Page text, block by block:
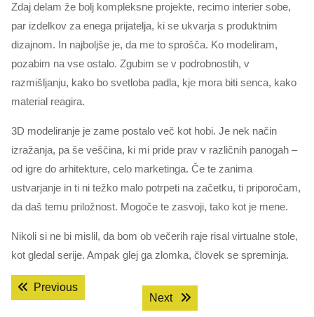
Zdaj delam že bolj kompleksne projekte, recimo interier sobe,
par izdelkov za enega prijatelja, ki se ukvarja s produktnim
dizajnom. In najboljše je, da me to sprošča. Ko modeliram,
pozabim na vse ostalo. Zgubim se v podrobnostih, v
razmišljanju, kako bo svetloba padla, kje mora biti senca, kako
material reagira.
3D modeliranje je zame postalo več kot hobi. Je nek način
izražanja, pa še veščina, ki mi pride prav v različnih panogah –
od igre do arhitekture, celo marketinga. Če te zanima
ustvarjanje in ti ni težko malo potrpeti na začetku, ti priporočam,
da daš temu priložnost. Mogoče te zasvoji, tako kot je mene.
Nikoli si ne bi mislil, da bom ob večerih raje risal virtualne stole,
kot gledal serije. Ampak glej ga zlomka, človek se spreminja.
Navigacija
prispevka
PreviousPrevious post:
Next
Next post: